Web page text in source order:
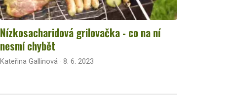
Nízkosacharidová grilovačka - co na ní
nesmí chybět
Kateřina Gallinová · 8. 6. 2023